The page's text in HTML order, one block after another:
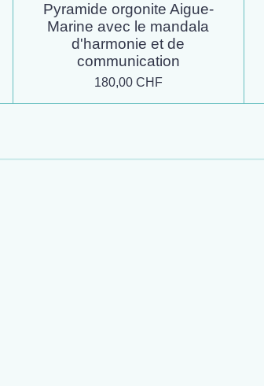
Pyramide orgonite Aigue-
Marine avec le mandala
d'harmonie et de
communication
180,00 CHF